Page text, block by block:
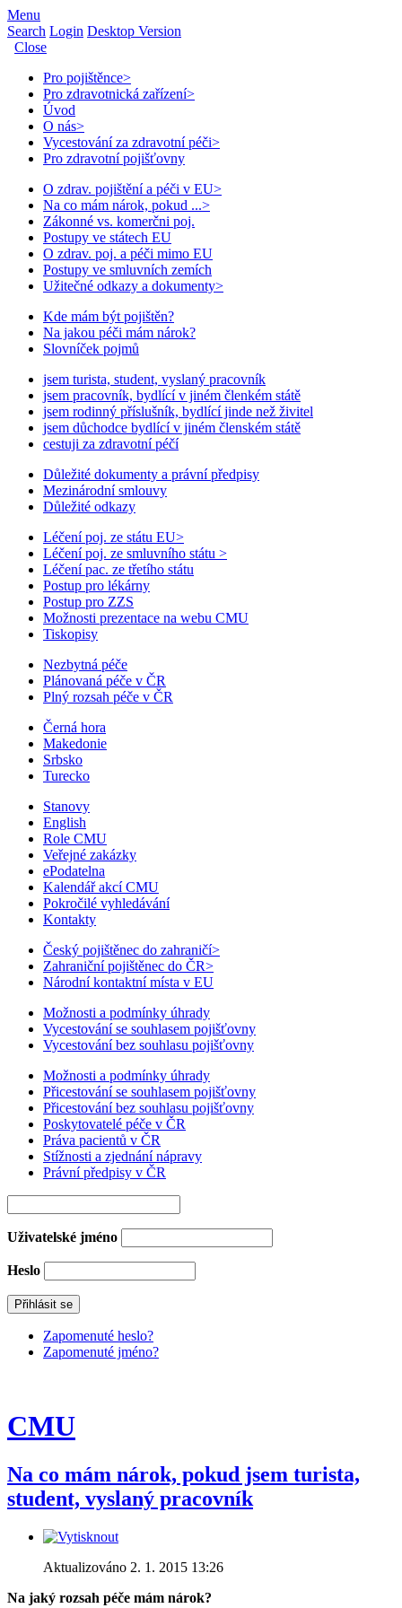
Menu
Search Login Desktop Version
Close
Pro pojištěnce>
Pro zdravotnická zařízení>
Úvod
O nás>
Vycestování za zdravotní péči>
Pro zdravotní pojišťovny
O zdrav. pojištění a péči v EU>
Na co mám nárok, pokud ...>
Zákonné vs. komerčni poj.
Postupy ve státech EU
O zdrav. poj. a péči mimo EU
Postupy ve smluvních zemích
Užitečné odkazy a dokumenty>
Kde mám být pojištěn?
Na jakou péči mám nárok?
Slovníček pojmů
jsem turista, student, vyslaný pracovník
jsem pracovník, bydlící v jiném členkém státě
jsem rodinný příslušník, bydlící jinde než živitel
jsem důchodce bydlící v jiném členském státě
cestuji za zdravotní péčí
Důležité dokumenty a právní předpisy
Mezinárodní smlouvy
Důležité odkazy
Léčení poj. ze státu EU>
Léčení poj. ze smluvního státu >
Léčení pac. ze třetího státu
Postup pro lékárny
Postup pro ZZS
Možnosti prezentace na webu CMU
Tiskopisy
Nezbytná péče
Plánovaná péče v ČR
Plný rozsah péče v ČR
Černá hora
Makedonie
Srbsko
Turecko
Stanovy
English
Role CMU
Veřejné zakázky
ePodatelna
Kalendář akcí CMU
Pokročilé vyhledávání
Kontakty
Český pojištěnec do zahraničí>
Zahraniční pojištěnec do ČR>
Národní kontaktní místa v EU
Možnosti a podmínky úhrady
Vycestování se souhlasem pojišťovny
Vycestování bez souhlasu pojišťovny
Možnosti a podmínky úhrady
Přicestování se souhlasem pojišťovny
Přicestování bez souhlasu pojišťovny
Poskytovatelé péče v ČR
Práva pacientů v ČR
Stížnosti a zjednání nápravy
Právní předpisy v ČR
Uživatelské jméno
Heslo
Zapomenuté heslo?
Zapomenuté jméno?
CMU
Na co mám nárok, pokud jsem turista,
student, vyslaný pracovník
Aktualizováno 2. 1. 2015 13:26
Na jaký rozsah péče mám nárok?